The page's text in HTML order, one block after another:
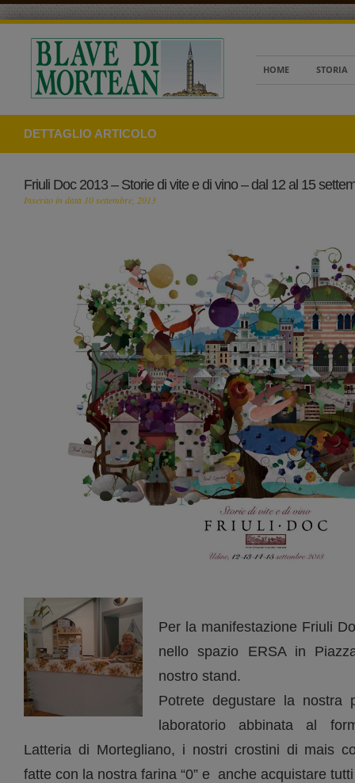
HOME STORIA
DETTAGLIO ARTICOLO
Friuli Doc 2013 – Storie di vite e di vino – dal 12 al 15
Inserito in data 10 settembre, 2013
Per la manifestazione Friuli
nello spazio ERSA in
nostro stand.
Potrete degustare la nostra
laboratorio abbinata al
Latteria di Mortegliano, i nostri crostini di mais
fatte con la nostra farina “0” e anche acquistare